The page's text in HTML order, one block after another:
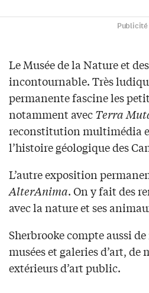
Publicité
Le Musée de la Nature et
incontournable. Très
permanente fascine les
notamment avecTerra
reconstitution multimédia
l’histoire géologique des
L’autre exposition
AlterAnima. On y fait des
avec la nature et ses
Sherbrooke compte aussi
musées et galeries d’art, de
extérieurs d’art public.